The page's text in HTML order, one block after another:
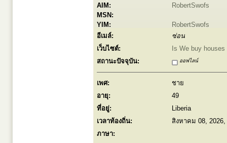
AIM:
RobertSwofs
MSN:
YIM:
RobertSwofs
อีเมล์:
ซ่อน
เว็บไซต์:
Is We buy houses
สถานะปัจจุบัน:
ออฟไลน์
เพศ:
ชาย
อายุ:
49
ที่อยู่:
Liberia
เวลาท้องถิ่น:
สิงหาคม 08, 2026,
ภาษา: